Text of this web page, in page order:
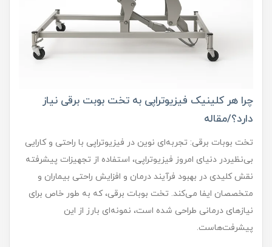
چرا هر کلینیک فیزیوتراپی به تخت بوبت برقی نیاز
دارد؟/مقاله
تخت بوبات برقی: تجربه‌ای نوین در فیزیوتراپی با راحتی و کارایی
بی‌نظیردر دنیای امروز فیزیوتراپی، استفاده از تجهیزات پیشرفته
نقش کلیدی در بهبود فرآیند درمان و افزایش راحتی بیماران و
متخصصان ایفا می‌کند. تخت بوبات برقی، که به طور خاص برای
نیازهای درمانی طراحی شده است، نمونه‌ای بارز از این
پیشرفت‌هاست.